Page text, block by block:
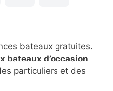
bateaux gratuites.
bateaux d’occasion
particuliers et des